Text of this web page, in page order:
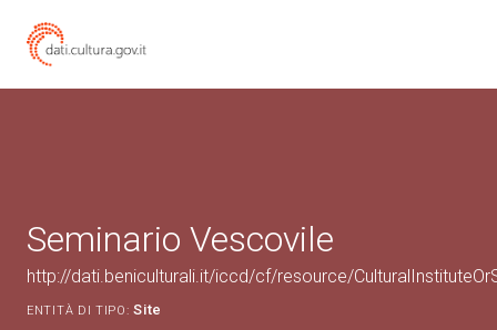
Seminario Vescovile
http://dati.beniculturali.it/iccd/cf/resource/
ENTITÀ DI TIPO: Site